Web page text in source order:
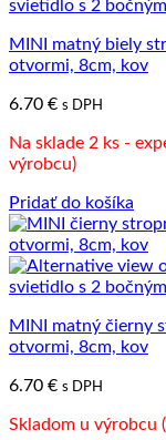
MINI matný biely
otvormi, 8cm, kov
6.70 € s DPH
Na sklade 2 ks -
výrobcu)
Pridať do košíka
MINI matný čierny
otvormi, 8cm, kov
6.70 € s DPH
Skladom u výrobcu